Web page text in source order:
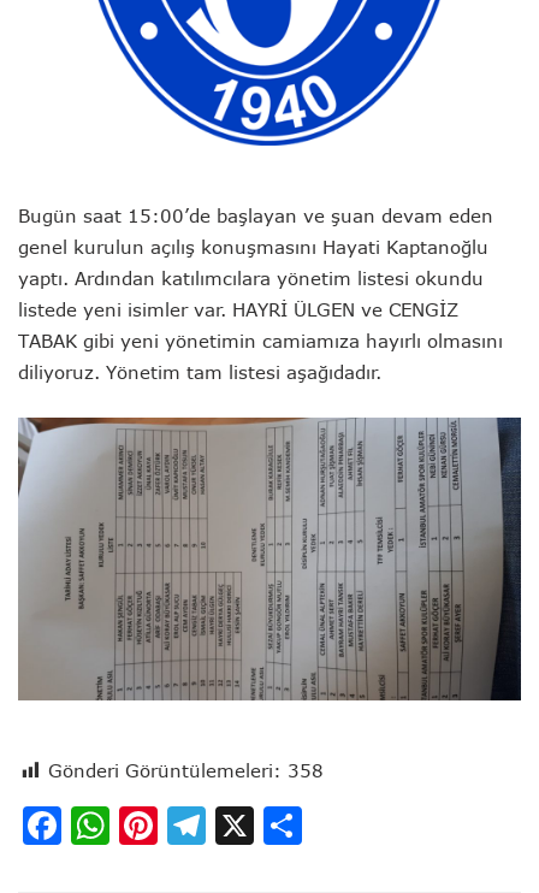
Bugün saat 15:00’de başlayan ve şuan devam eden
genel kurulun açılış konuşmasını Hayati Kaptanoğlu
yaptı. Ardından katılımcılara yönetim listesi okundu
listede yeni isimler var. HAYRİ ÜLGEN ve CENGİZ
TABAK gibi yeni yönetimin camiamıza hayırlı olmasını
diliyoruz. Yönetim tam listesi aşağıdadır.
Gönderi Görüntülemeleri: 358
Facebook
WhatsApp
Pinterest
Telegram
X